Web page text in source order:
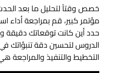
خصص وقتاً لتحليل ما بعد
مؤتمر كبير، قم بمراجعة أداء
حدد أين كانت توقعاتك
الدروس لتحسين دقة تنبؤاتك
التخطيط والتنفيذ والمراجعة